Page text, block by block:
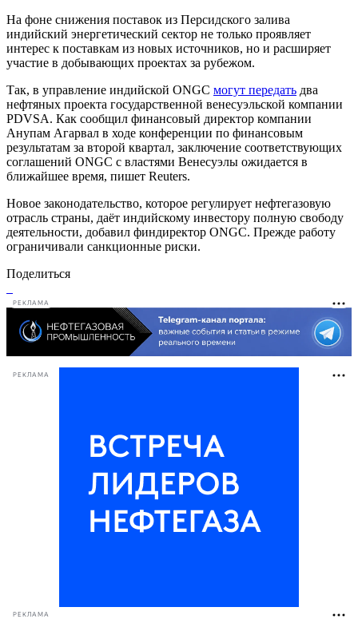
На фоне снижения поставок из Персидского залива
индийский энергетический сектор не только проявляет
интерес к поставкам из новых источников, но и расширяет
участие в добывающих проектах за рубежом.
Так, в управление индийской ONGC могут передать два
нефтяных проекта государственной венесуэльской компании
PDVSA. Как сообщил финансовый директор компании
Анупам Агарвал в ходе конференции по финансовым
результатам за второй квартал, заключение соответствующих
соглашений ONGC с властями Венесуэлы ожидается в
ближайшее время, пишет Reuters.
Новое законодательство, которое регулирует нефтегазовую
отрасль страны, даёт индийскому инвестору полную свободу
деятельности, добавил финдиректор ONGC. Прежде работу
ограничивали санкционные риски.
Поделиться
РЕКЛАМА
РЕКЛАМА
РЕКЛАМА